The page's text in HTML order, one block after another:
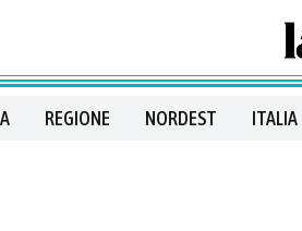
REGIONE NORDEST ITALIA